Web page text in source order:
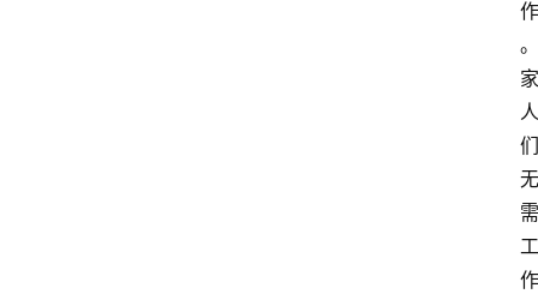
作
。
家
人
们
无
需
工
作